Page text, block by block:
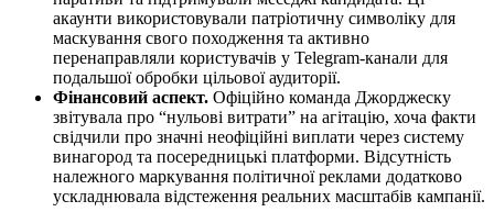
акаунти використовували патріотичну символіку для
маскування свого походження та активно
перенаправляли користувачів у Telegram-канали для
подальшої обробки цільової аудиторії.
Фінансовий аспект. Офіційно команда Джорджеску
звітувала про “нульові витрати” на агітацію, хоча факти
свідчили про значні неофіційні виплати через систему
винагород та посередницькі платформи. Відсутність
належного маркування політичної реклами додатково
ускладнювала відстеження реальних масштабів кампанії.